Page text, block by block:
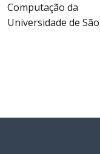
Computação da
Universidade de